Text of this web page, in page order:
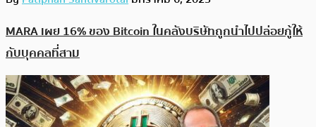
MARA เผย 16% ของ Bitcoin ในคลังบริษัทถูกนำไปปล่อยกู้ให้
กับบุคคลที่สาม